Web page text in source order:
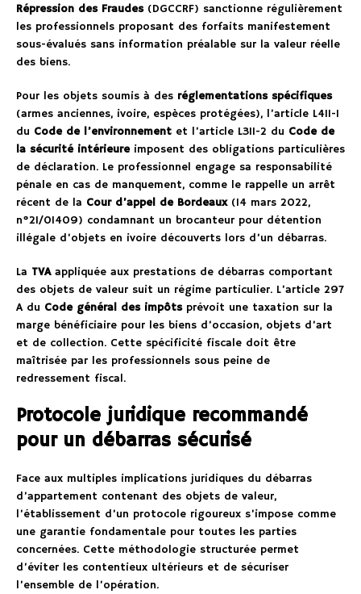
Répression des Fraudes(DGCCRF) sanctionne régulièrement
les professionnels proposant des forfaits manifestement
sous-évalués sans information préalable sur la valeur réelle
des biens.
Pour les objets soumis à des réglementations spécifiques
(armes anciennes, ivoire, espèces protégées), l’article L411-1
du Code de l’environnement et l’article L311-2 du Code de
la sécurité intérieureimposent des obligations particulières
de déclaration. Le professionnel engage sa responsabilité
pénale en cas de manquement, comme le rappelle un arrêt
récent de la Cour d’appel de Bordeaux(14 mars 2022,
n°21/01409) condamnant un brocanteur pour détention
illégale d’objets en ivoire découverts lors d’un débarras.
La TVAappliquée aux prestations de débarras comportant
des objets de valeur suit un régime particulier. L’article 297
A du Code général des impôtsprévoit une taxation sur la
marge bénéficiaire pour les biens d’occasion, objets d’art
et de collection. Cette spécificité fiscale doit être
maîtrisée par les professionnels sous peine de
redressement fiscal.
Protocole juridique recommandé
pour un débarras sécurisé
Face aux multiples implications juridiques du débarras
d’appartement contenant des objets de valeur,
l’établissement d’un protocole rigoureux s’impose comme
une garantie fondamentale pour toutes les parties
concernées. Cette méthodologie structurée permet
d’éviter les contentieux ultérieurs et de sécuriser
l’ensemble de l’opération.